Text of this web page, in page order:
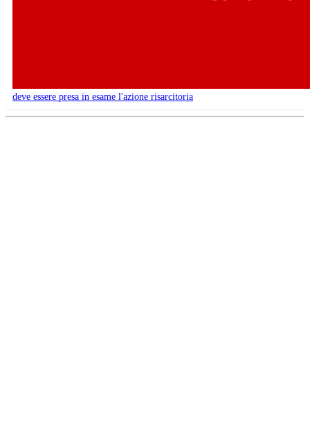
deve essere presa in esame l'azione risarcitoria